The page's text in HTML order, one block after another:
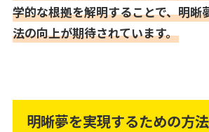
学的な根拠を解明することで、明晰
法の向上が期待されています。
明晰夢を実現するための方